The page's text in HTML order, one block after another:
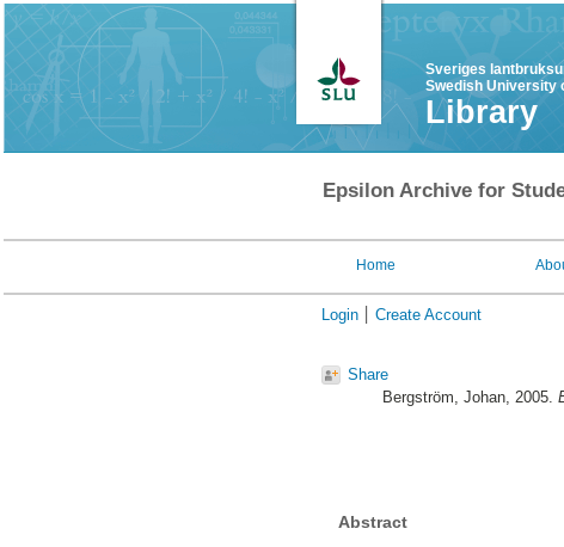
Sveriges
Swedish University
Library
Epsilon Archive for
Home
Login Create Account
Share
Bergström, Johan, 2005.
Abstract